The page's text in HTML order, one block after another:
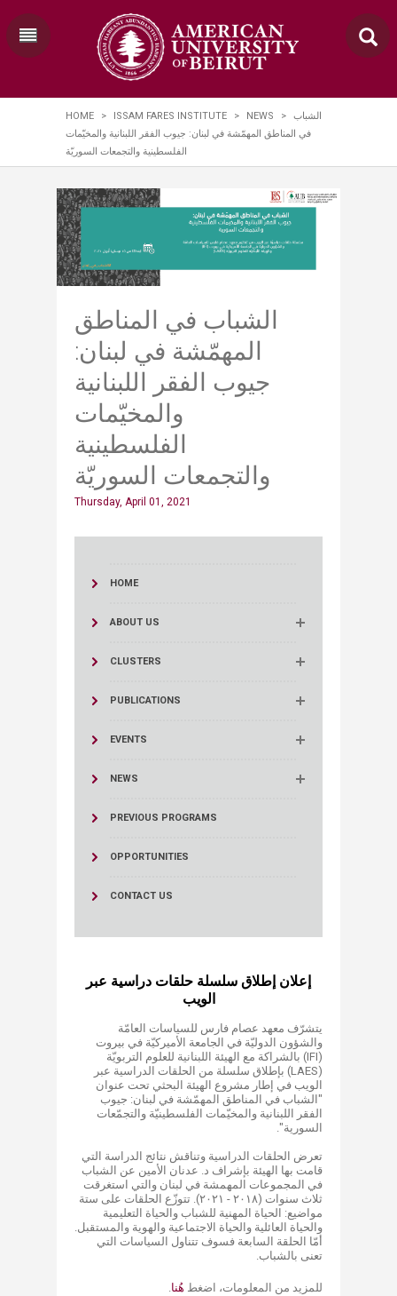
HOME > ISSAM FARES INSTITUTE > NEWS >
الشباب
في المناطق المهمّشة في لبنان: جيوب الفقر اللبنانية والمخيّمات
الفلسطينية والتجمعات السوريّة
الشباب في المناطق
المهمّشة في لبنان:
جيوب الفقر اللبنانية
والمخيّمات
الفلسطينية
والتجمعات السوريّة
Thursday, April 01, 2021
HOME
ABOUT US
CLUSTERS
PUBLICATIONS
EVENTS
NEWS
PREVIOUS PROGRAMS
OPPORTUNITIES
CONTACT US
إعلان إطلاق سلسلة حلقات دراسية عبر
الويب
يتشرّف معهد عصام فارس للسياسات العامّة
والشؤون الدوليّة في الجامعة الأميركيّة في بيروت
(IFI) بالشراكة مع الهيئة اللبنانية للعلوم التربويّة
(LAES) بإطلاق سلسلة من الحلقات الدراسية عبر
الويب في إطار مشروع الهيئة البحثي تحت عنوان
"الشباب في المناطق المهمّشة في لبنان: جيوب
الفقر اللبنانية والمخيّمات الفلسطينيّة والتجمّعات
السورية".
تعرض الحلقات الدراسية وتناقش نتائج الدراسة التي
قامت بها الهيئة بإشراف د. عدنان الأمين عن الشباب
في المجموعات المهمشة في لبنان والتي استغرقت
ثلاث سنوات (٢٠١٨ - ٢٠٢١). تتوزّع الحلقات على ستة
مواضيع: الحياة المهنية للشباب والحياة التعليمية
والحياة العائلية والحياة الاجتماعية والهوية والمستقبل.
أمّا الحلقة السابعة فسوف تتناول السياسات التي
تعنى بالشباب. ​
للمزيد من المعلومات، اضغط هُ​نا​​